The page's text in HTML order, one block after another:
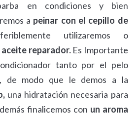
en condiciones y bien
a peinar con el cepillo de
utilizaremos o
aceite reparador. Es Importante
tanto por el pelo
de modo que le demos a la
una hidratación necesaria para
finalicemos con un aroma